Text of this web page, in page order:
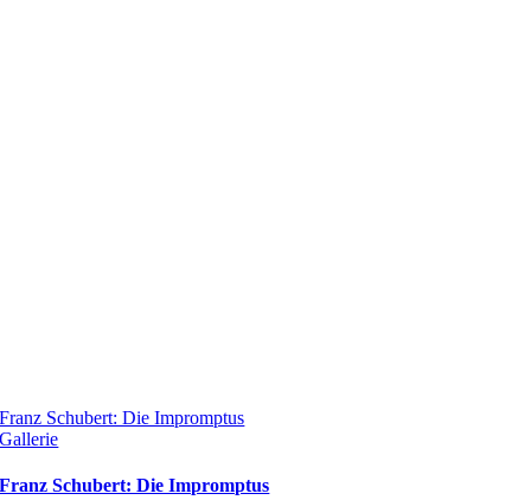
Franz Schubert: Die Impromptus
Gallerie
Franz Schubert: Die Impromptus